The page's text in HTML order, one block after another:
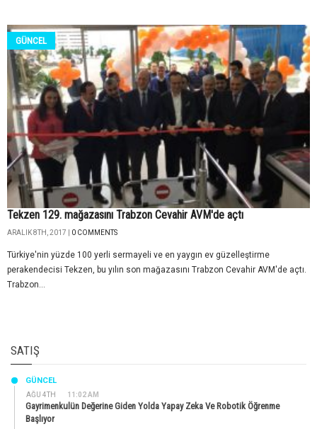
GÜNCEL
Tekzen 129. mağazasını Trabzon Cevahir AVM'de açtı
ARALIK 8TH, 2017 | 0 COMMENTS
Türkiye'nin yüzde 100 yerli sermayeli ve en yaygın ev güzelleştirme
perakendecisi Tekzen, bu yılın son mağazasını Trabzon Cevahir AVM'de açtı.
Trabzon...
SATIŞ
AĞU 4TH 11:02 AM
GÜNCEL
Gayrimenkulün Değerine Giden Yolda Yapay Zeka Ve Robotik Öğrenme
Başlıyor